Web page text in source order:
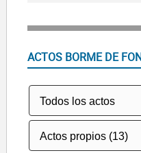
ACTOS BORME DE